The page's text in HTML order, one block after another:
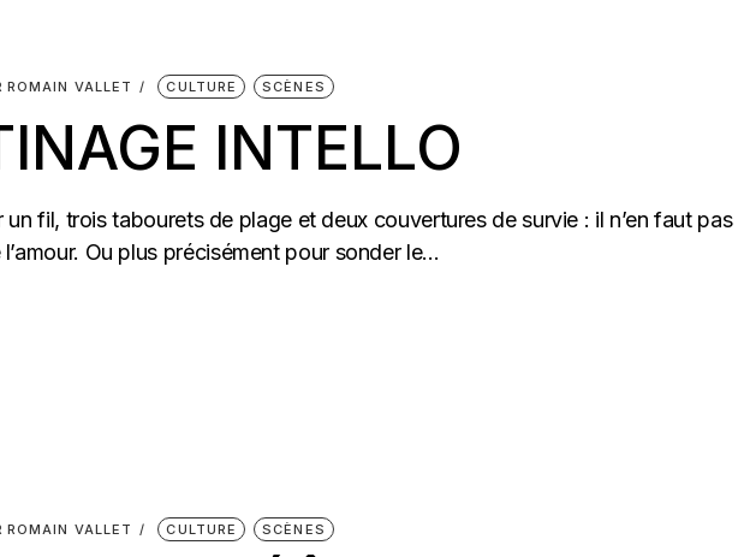
ROMAIN VALLET CULTURE SCÈNES
INTELLO
un fil, trois tabourets de plage et deux couvertures de survie : il n’en faut pas
Ou plus précisément pour sonder le...
ROMAIN VALLET CULTURE SCÈNES